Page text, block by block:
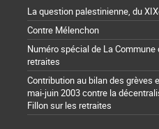
La question palestinienne, du
Contre Mélenchon
Numéro spécial de La
retraites
Contribution au bilan des grèves
mai-juin 2003 contre la
Fillon sur les retraites